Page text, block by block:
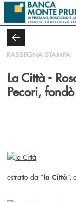
Salta al contenuto
RASSEGNA STAMPA
La Città -
Pecori,
estratto da “la Città”,